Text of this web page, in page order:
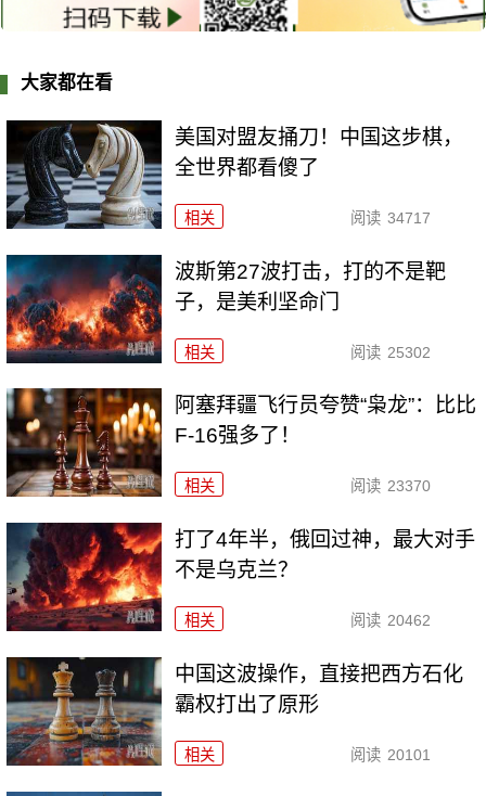
大家都在看
美国对盟友捅刀！中国这步棋，
全世界都看傻了
相关 阅读 34717
波斯第27波打击，打的不是靶
子，是美利坚命门
相关 阅读 25302
阿塞拜疆飞行员夸赞“枭龙”：比比
F-16强多了！
相关 阅读 23370
打了4年半，俄回过神，最大对手
不是乌克兰？
相关 阅读 20462
中国这波操作，直接把西方石化
霸权打出了原形
相关 阅读 20101